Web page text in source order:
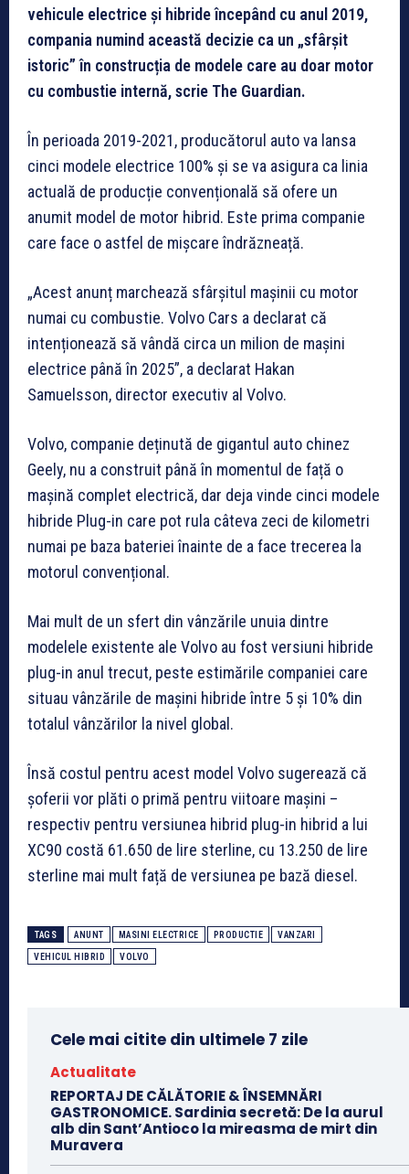
vehicule electrice și hibride începând cu anul 2019,
compania numind această decizie ca un „sfârșit
istoric” în construcția de modele care au doar motor
cu combustie internă, scrie The Guardian.
În perioada 2019-2021, producătorul auto va lansa
cinci modele electrice 100% și se va asigura ca linia
actuală de producție convențională să ofere un
anumit model de motor hibrid. Este prima companie
care face o astfel de mișcare îndrăzneață.
„Acest anunț marchează sfârșitul mașinii cu motor
numai cu combustie. Volvo Cars a declarat că
intenționează să vândă circa un milion de mașini
electrice până în 2025”, a declarat Hakan
Samuelsson, director executiv al Volvo.
Volvo, companie deținută de gigantul auto chinez
Geely, nu a construit până în momentul de față o
mașină complet electrică, dar deja vinde cinci modele
hibride Plug-in care pot rula câteva zeci de kilometri
numai pe baza bateriei înainte de a face trecerea la
motorul convențional.
Mai mult de un sfert din vânzările unuia dintre
modelele existente ale Volvo au fost versiuni hibride
plug-in anul trecut, peste estimările companiei care
situau vânzările de mașini hibride între 5 și 10% din
totalul vânzărilor la nivel global.
Însă costul pentru acest model Volvo sugerează că
șoferii vor plăti o primă pentru viitoare mașini –
respectiv pentru versiunea hibrid plug-in hibrid a lui
XC90 costă 61.650 de lire sterline, cu 13.250 de lire
sterline mai mult față de versiunea pe bază diesel.
TAGS ANUNT MASINI ELECTRICE PRODUCTIE VANZARI
VEHICUL HIBRID VOLVO
Cele mai citite din ultimele 7 zile
Actualitate
REPORTAJ DE CĂLĂTORIE & ÎNSEMNĂRI
GASTRONOMICE. Sardinia secretă: De la aurul
alb din Sant’Antioco la mireasma de mirt din
Muravera